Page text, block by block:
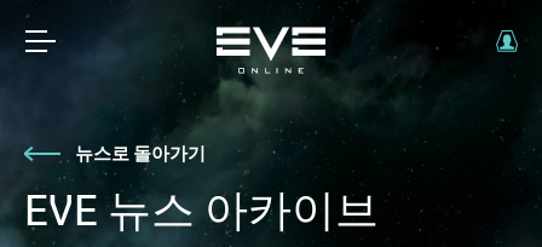
뉴스로 돌아가기
EVE 뉴스 아카이브